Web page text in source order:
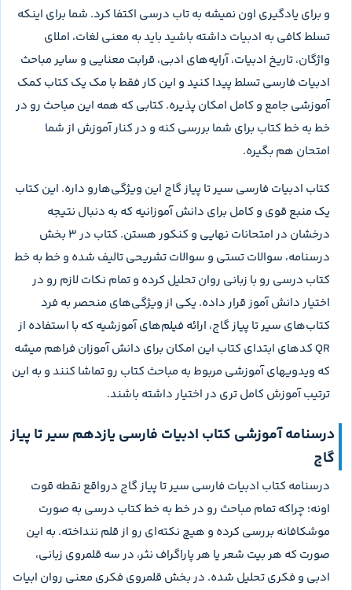
و برای یادگیری اون نمیشه به تاب درسی اکتفا کرد. شما برای اینکه
تسلط کافی به ادبیات داشته باشید باید به معنی لغات، املای
واژگان، تاریخ ادبیات، آرایه‌های ادبی، قرابت معنایی و سایر مباحث
ادبیات فارسی تسلط پیدا کنید و این کار فقط با مک یک کتاب کمک
آموزشی جامع و کامل امکان پذیره. کتابی که همه این مباحث رو در
خط به خط کتاب برای شما بررسی کنه و در کنار آموزش از شما
امتحان هم بگیره.
کتاب ادبیات فارسی سیر تا پیاز گاج این ویژگی‌هارو داره. این کتاب
یک منبع قوی و کامل برای دانش آموزانیه که به دنبال نتیجه
درخشان در امتحانات نهایی و کنکور هستن. کتاب در 3 بخش
درسنامه، سوالات تستی و سوالات تشریحی تالیف شده و خط به خط
کتاب درسی رو با زبانی روان تحلیل کرده و تمام نکات لازم رو در
اختیار دانش آموز قرار داده. یکی از ویژگی‌های منحصر به فرد
کتاب‌های سیر تا پیاز گاج، ارائه فیلم‌های آموزشیه که با استفاده از
QR کدهای ابتدای کتاب این امکان برای دانش آموزان فراهم میشه
که ویدویهای آموزشی مربوط به مباحث کتاب رو تماشا کنند و به این
ترتیب آموزش کامل تری در اختیار داشته باشند.
درسنامه آموزشی کتاب ادبیات فارسی یازدهم سیر تا پیاز
گاج
درسنامه کتاب ادبیات فارسی سیر تا پیاز گاج درواقع نقطه قوت
اونه؛ چراکه تمام مباحث رو در خط به خط کتاب درسی به صورت
موشکافانه بررسی کرده و هیچ نکته‌ای رو از قلم ننداخته. به این
صورت که هر بیت شعر یا هر پاراگراف نثر، در سه قلمروی زبانی،
ادبی و فکری تحلیل شده. در بخش قلمروی فکری معنی روان ابیات